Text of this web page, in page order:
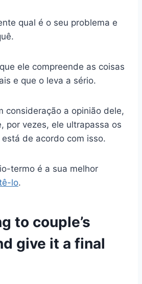
qual é o seu problema e
ele compreende as coisas
e que o leva a sério.
consideração a opinião dele,
por vezes, ele ultrapassa os
de acordo com isso.
termo é a sua melhor
lo.
to couple’s
give it a final